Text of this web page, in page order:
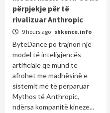
përpjekje për të
rivalizuar Anthropic
9 hours ago shkence.info
ByteDance po trajnon një
model të inteligjencës
artificiale që mund të
afrohet me madhësinë e
sistemit më të përparuar
Mythos të Anthropic,
ndërsa kompanitë kineze...